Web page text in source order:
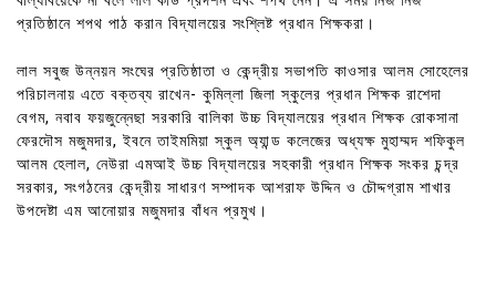
প্রতিষ্ঠানে শপথ পাঠ করান বিদ্যালয়ের সংশ্লিষ্ট প্রধান শিক্ষকরা।
লাল সবুজ উন্নয়ন সংঘের প্রতিষ্ঠাতা ও কেন্দ্রীয় সভাপতি কাওসার আলম সোহেলের
পরিচালনায় এতে বক্তব্য রাখেন- কুমিল্লা জিলা স্কুলের প্রধান শিক্ষক রাশেদা
বেগম, নবাব ফয়জুন্নেছা সরকারি বালিকা উচ্চ বিদ্যালয়ের প্রধান শিক্ষক রোকসানা
ফেরদৌস মজুমদার, ইবনে তাইমমিয়া স্কুল অ্যান্ড কলেজের অধ্যক্ষ মুহাম্মদ শফিকুল
আলম হেলাল, নেউরা এমআই উচ্চ বিদ্যালয়ের সহকারী প্রধান শিক্ষক সংকর চন্দ্র
সরকার, সংগঠনের কেন্দ্রীয় সাধারণ সম্পাদক আশরাফ উদ্দিন ও চৌদ্দগ্রাম শাখার
উপদেষ্টা এম আনোয়ার মজুমদার বাঁধন প্রমুখ।